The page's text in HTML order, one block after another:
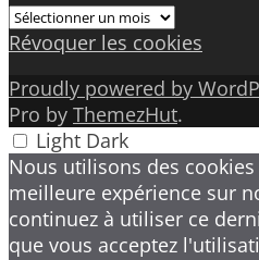
Archives
Révoquer les cookies
Proudly powered by
Pro by ThemezHut.
Light Dark
Nous utilisons des
meilleure expérience sur
continuez à utiliser ce
que vous acceptez